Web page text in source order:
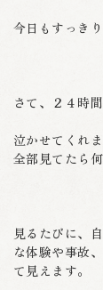
今日もすっき
さて、２４時
泣かせてくれ
全部見てたら
見るたびに、
な体験や事故
て見えます。